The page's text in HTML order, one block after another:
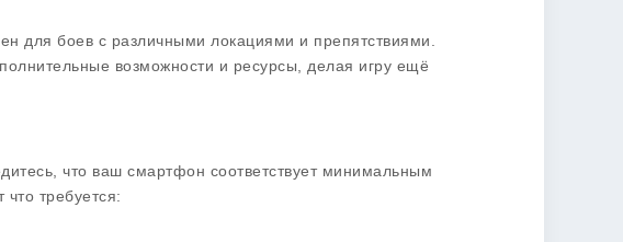
для боев с различными локациями и препятствиями.
возможности и ресурсы, делая игру ещё
что ваш смартфон соответствует минимальным
требуется: